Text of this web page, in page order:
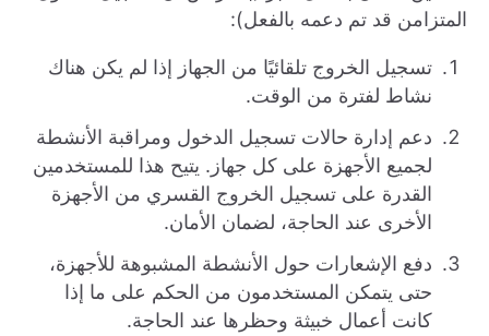
المتزامن قد تم دعمه بالفعل):
تسجيل الخروج تلقائيًا من الجهاز إذا لم يكن هناك
نشاط لفترة من الوقت.
دعم إدارة حالات تسجيل الدخول ومراقبة الأنشطة
لجميع الأجهزة على كل جهاز. يتيح هذا للمستخدمين
القدرة على تسجيل الخروج القسري من الأجهزة
الأخرى عند الحاجة، لضمان الأمان.
دفع الإشعارات حول الأنشطة المشبوهة للأجهزة،
حتى يتمكن المستخدمون من الحكم على ما إذا
كانت أعمال خبيثة وحظرها عند الحاجة.